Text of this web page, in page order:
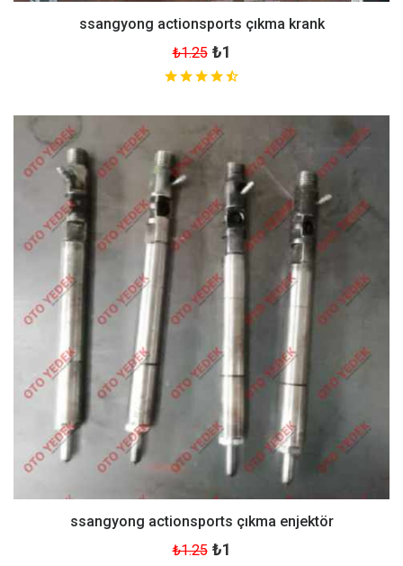
ssangyong actionsports çıkma krank
₺1.25 ₺1
ssangyong actionsports çıkma enjektör
₺1.25 ₺1